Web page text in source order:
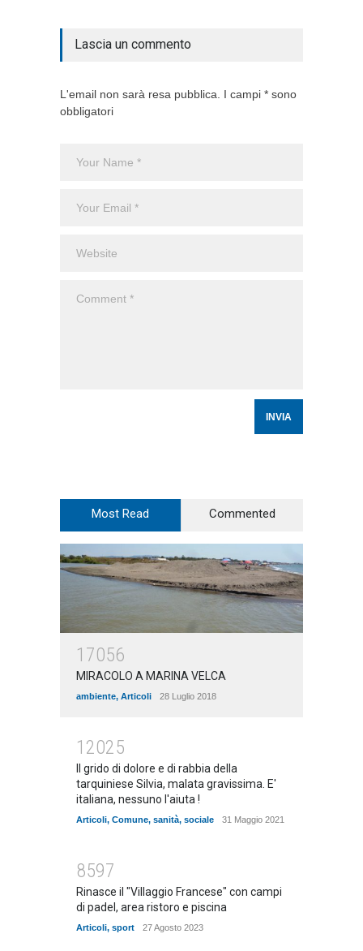
Lascia un commento
L'email non sarà resa pubblica. I campi * sono
obbligatori
Most Read Commented
17056
MIRACOLO A MARINA VELCA
ambiente, Articoli 28 Luglio 2018
12025
Il grido di dolore e di rabbia della
tarquiniese Silvia, malata gravissima. E'
italiana, nessuno l'aiuta !
Articoli, Comune, sanità, sociale 31 Maggio 2021
8597
Rinasce il "Villaggio Francese" con campi
di padel, area ristoro e piscina
Articoli, sport 27 Agosto 2023